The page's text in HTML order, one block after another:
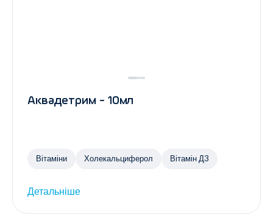
Аквадетрим - 10мл
Вітаміни Холекальциферол Вітамін Д3
Детальніше